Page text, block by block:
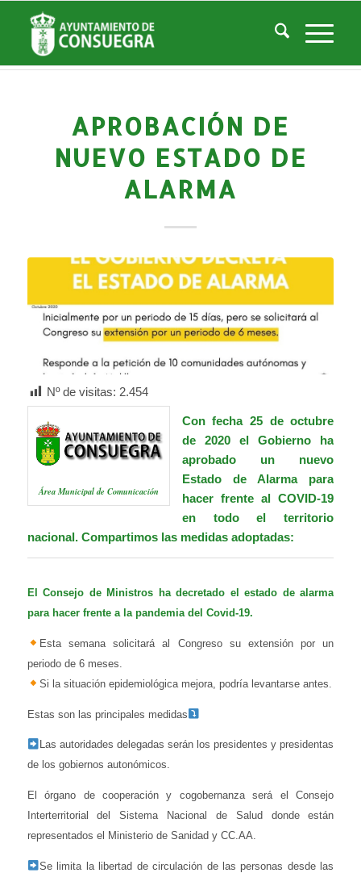
Noticias
Usted está aquí: Inicio / Noticias
Noticias-Actualidad
/ Aprobación de nuevo Estado de Alarma
APROBACIÓN DE
NUEVO ESTADO DE
ALARMA
Nº de visitas: 2.454
Área Municipal de Comunicación
Con fecha 25 de octubre
de 2020 el Gobierno ha
aprobado un nuevo
Estado de Alarma para
hacer frente al COVID-19
en todo el territorio
nacional. Compartimos las medidas adoptadas:
El Consejo de Ministros ha decretado el estado de alarma
para hacer frente a la pandemia del Covid-19.
Esta semana solicitará al Congreso su extensión por un
periodo de 6 meses.
Si la situación epidemiológica mejora, podría levantarse antes.
Estas son las principales medidas
Las autoridades delegadas serán los presidentes y presidentas
de los gobiernos autonómicos.
El órgano de cooperación y cogobernanza será el Consejo
Interterritorial del Sistema Nacional de Salud donde están
representados el Ministerio de Sanidad y CC.AA.
Se limita la libertad de circulación de las personas desde las